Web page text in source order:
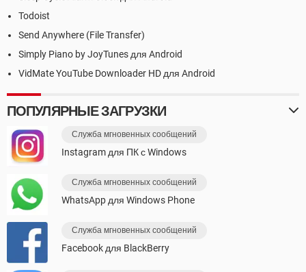
Todoist
Send Anywhere (File Transfer)
Simply Piano by JoyTunes для Android
VidMate YouTube Downloader HD для Android
ПОПУЛЯРНЫЕ ЗАГРУЗКИ
Служба мгновенных сообщений
Instagram для ПК с Windows
Служба мгновенных сообщений
WhatsApp для Windows Phone
Служба мгновенных сообщений
Facebook для BlackBerry